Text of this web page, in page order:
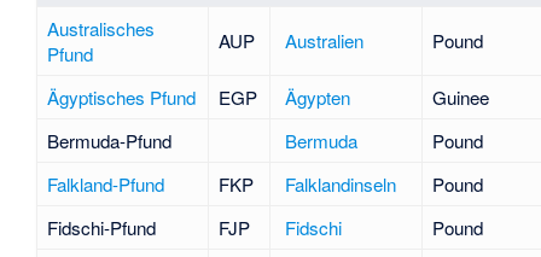
Australisches
Pfund
AUP Australien Pound
Ägyptisches Pfund EGP Ägypten
Guinee
Bermuda-Pfund
Bermuda
Pound
Falkland-Pfund
FKP Falklandinseln
Pound
Fidschi-Pfund
FJP Fidschi
Pound